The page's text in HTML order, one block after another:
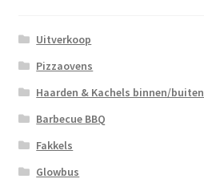
Uitverkoop
Pizzaovens
Haarden & Kachels binnen/buiten
Barbecue BBQ
Fakkels
Glowbus